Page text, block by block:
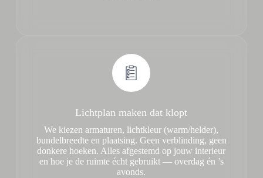
Lichtplan maken dat klopt
We kiezen armaturen, lichtkleur (warm/helder),
bundelbreedte en plaatsing. Geen verblinding, geen
donkere hoeken. Alles afgestemd op jouw interieur
en hoe je de ruimte écht gebruikt — overdag én ’s
avonds.